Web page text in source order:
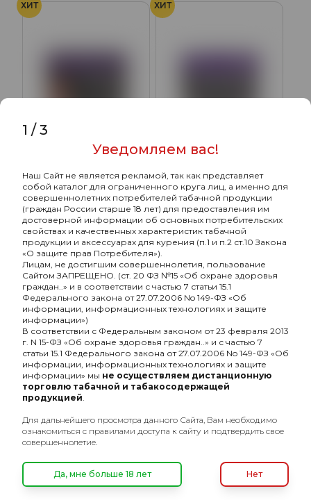
ХИТ
ароматом Малина
(Raspberry), 40гр.
230₽
Подробнее
ХИТ
ароматом Ледяное
манго (Ice Mango), 40гр.
230₽
Подробнее
ХИТ
ароматом Земляника
(Wild strawberry), 40гр.
230₽
ХИТ
Chabacco Medium с
1 /3
Уведомляем вас!
Наш Сайт не является рекламой, так как представляет
собой каталог для ограниченного круга лиц, а именно для
совершеннолетних потребителей табачной продукции
(граждан России старше 18 лет) для предоставления им
достоверной информации об основных потребительских
свойствах и качественных характеристик табачной
продукции и аксессуарах для курения (п.1 и п.2 ст.10 Закона
«О защите прав Потребителя»).
Лицам, не достигшим совершеннолетия, пользование
Сайтом ЗАПРЕЩЕНО. (ст. 20 ФЗ №15 «Об охране здоровья
граждан..» и в соответствии с частью 7 статьи 15.1
Федерального закона от 27.07.2006 No 149-ФЗ «Об
информации, информационных технологиях и защите
информации»)
В соответствии с Федеральным законом от 23 февраля 2013
г. N 15-ФЗ «Об охране здоровья граждан..» и с частью 7
статьи 15.1 Федерального закона от 27.07.2006 No 149-ФЗ «Об
информации, информационных технологиях и защите
информации» мы не осуществляем дистанционную
торговлю табачной и табакосодержащей
продукцией.
Для дальнейшего просмотра данного Сайта, Вам необходимо
ознакомиться с правилами доступа к сайту и подтвердить свое
совершеннолетие.
Да, мне больше 18 лет Нет